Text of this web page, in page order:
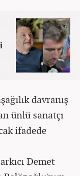
davranış
ünlü sanatçı
ifadede
Demet